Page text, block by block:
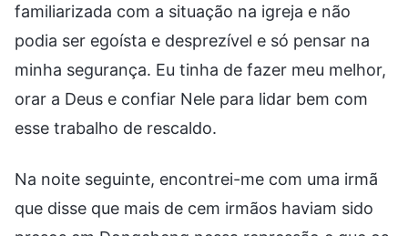
familiarizada com a situação na igreja e não
podia ser egoísta e desprezível e só pensar na
minha segurança. Eu tinha de fazer meu melhor,
orar a Deus e confiar Nele para lidar bem com
esse trabalho de rescaldo.
Na noite seguinte, encontrei-me com uma irmã
que disse que mais de cem irmãos haviam sido